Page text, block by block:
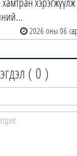
2026 оны 06
( 0 )